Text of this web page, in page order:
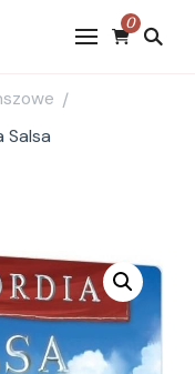
0
/
Salsa